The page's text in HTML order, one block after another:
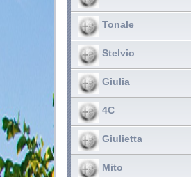
Tonale
Stelvio
Giulia
4C
Giulietta
Mito